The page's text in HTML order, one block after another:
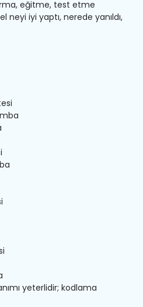
eğitme, test etme
iyi yaptı, nerede yanıldı,
yeterlidir; kodlama